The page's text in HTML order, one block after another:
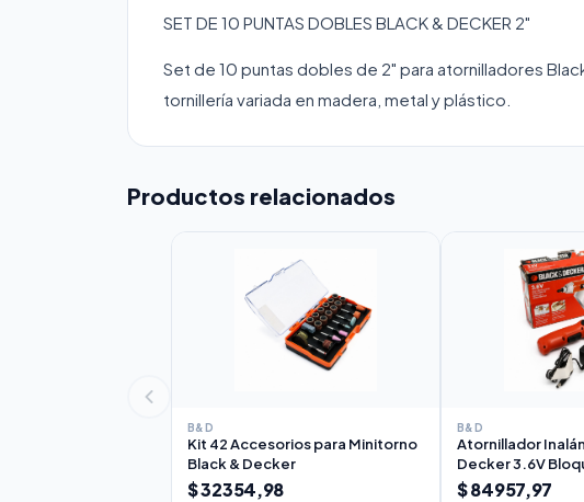
SET DE 10 PUNTAS DOBLES BLACK & DECKER 2"
Set de 10 puntas dobles de 2" para atornilladores
tornillería variada en madera, metal y plástico.
Productos relacionados
B&D
Kit 42 Accesorios para Minitorno
Black & Decker
$ 32354,98
B&D
Atornillador
Decker 3.6V
$ 84957,97